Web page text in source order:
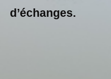
d’échanges.